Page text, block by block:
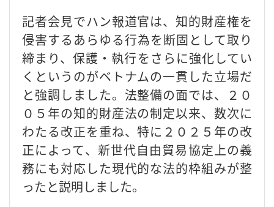
記者会見でハン報道官は、知的財産権を
侵害するあらゆる行為を断固として取り
締まり、保護・執行をさらに強化してい
くというのがベトナムの一貫した立場だ
と強調しました。法整備の面では、２０
０５年の知的財産法の制定以来、数次に
わたる改正を重ね、特に２０２５年の改
正によって、新世代自由貿易協定上の義
務にも対応した現代的な法的枠組みが整
ったと説明しました。